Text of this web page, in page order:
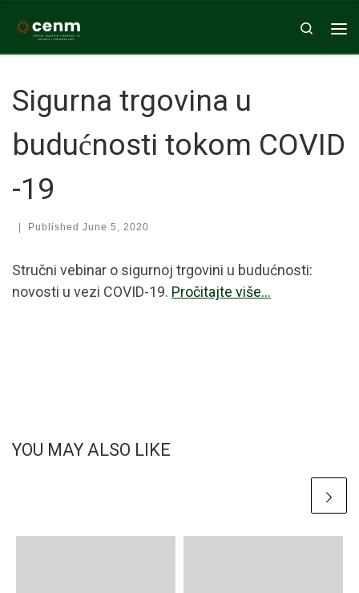
Skip to content
Search
Sigurna trgovina u
budućnosti tokom COVID
-19
Published June 5, 2020
Stručni vebinar o sigurnoj trgovini u budućnosti:
novosti u vezi COVID-19. Pročitajte više…
YOU MAY ALSO LIKE